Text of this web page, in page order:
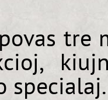
tre
specialaj.